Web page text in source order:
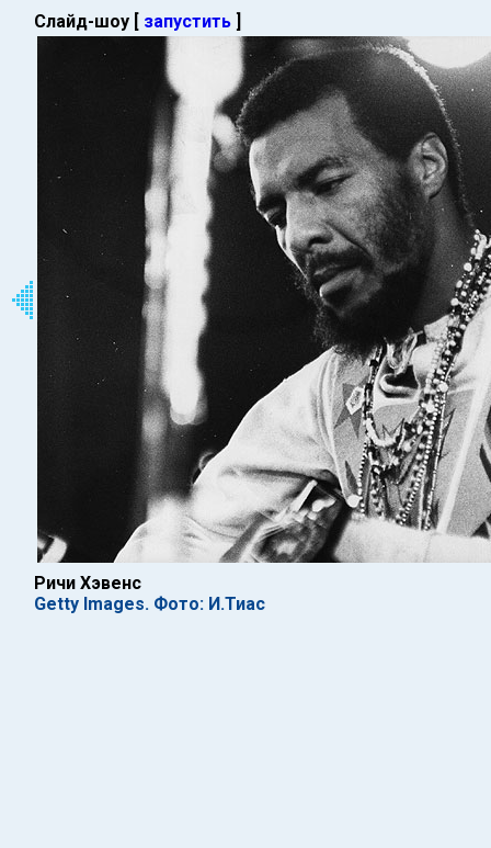
Слайд-шоу [ запустить ]
Ричи Хэвенс
Getty Images. Фото: И.Тиас